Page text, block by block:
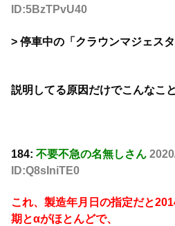
ID:5BzTPvU40
> 停車中の「クラウンマジェス
説明してる原因だけでこんなこ
184: 不要不急の名無しさん
ID:Q8sIniTE0
これ、製造年月日の指定だと
期とαがほとんどで、